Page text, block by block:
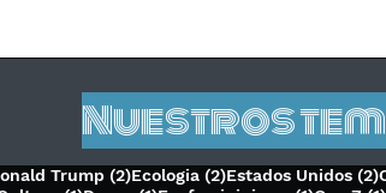
Nuestros
Trump (2)2 entradas
Ecologia (2)2 entradas
Estados Unidos (2)